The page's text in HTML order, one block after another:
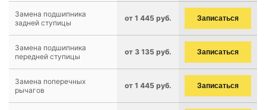
Замена подшипника
задней ступицы
от 1 445 руб. Записаться
Замена подшипника
передней ступицы
от 3 135 руб. Записаться
Замена поперечных
рычагов
от 1 445 руб. Записаться